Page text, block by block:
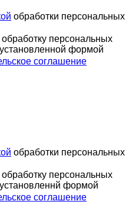
обработки персональных
обработку персональных
формой
соглашение
обработки персональных
обработку персональных
формой
соглашение